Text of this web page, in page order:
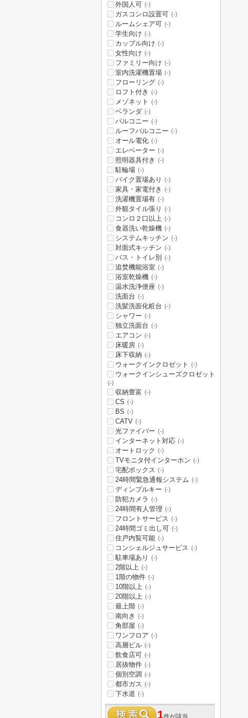
外国人可 (-)
ガスコンロ設置可 (-)
ルームシェア可 (-)
学生向け (-)
カップル向け (-)
女性向け (-)
ファミリー向け (-)
室内洗濯機置場 (-)
フローリング (-)
ロフト付き (-)
メゾネット (-)
ベランダ (-)
バルコニー (-)
ルーフバルコニー (-)
オール電化 (-)
エレベーター (-)
照明器具付き (-)
駐輪場 (-)
バイク置場あり (-)
家具・家電付き (-)
洗濯機置場有 (-)
外観タイル張り (-)
コンロ２口以上 (-)
食器洗い乾燥機 (-)
システムキッチン (-)
対面式キッチン (-)
バス・トイレ別 (-)
追焚機能浴室 (-)
浴室乾燥機 (-)
温水洗浄便座 (-)
洗面台 (-)
洗髪洗面化粧台 (-)
シャワー (-)
独立洗面台 (-)
エアコン (-)
床暖房 (-)
床下収納 (-)
ウォークインクロゼット (-)
ウォークインシューズクロゼット
(-)
収納豊富 (-)
CS (-)
BS (-)
CATV (-)
光ファイバー (-)
インターネット対応 (-)
オートロック (-)
TVモニタ付インターホン (-)
宅配ボックス (-)
24時間緊急通報システム (-)
ディンプルキー (-)
防犯カメラ (-)
24時間有人管理 (-)
フロントサービス (-)
24時間ゴミ出し可 (-)
住戸内覧可能 (-)
コンシェルジュサービス (-)
駐車場あり (-)
2階以上 (-)
1階の物件 (-)
10階以上 (-)
20階以上 (-)
最上階 (-)
南向き (-)
角部屋 (-)
ワンフロア (-)
高層ビル (-)
飲食店可 (-)
居抜物件 (-)
個別空調 (-)
都市ガス (-)
下水道 (-)
1件が該当